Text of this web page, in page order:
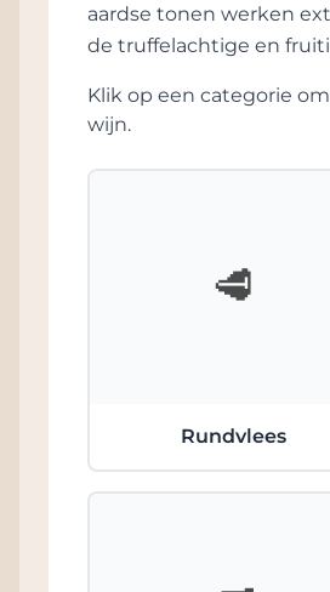
kelder worden
de grootste
een zeer fraai
aardse tonen werken
de truffelachtige en
Klik op een categorie
wijn.
🥩
Rundvlees